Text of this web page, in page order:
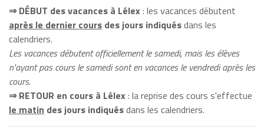
⇒ DÉBUT des vacances à Lélex : les vacances débutent
après le dernier cours des jours indiquésdans les
calendriers.
Les vacances débutent officiellement le samedi, mais les élèves
n'ayant pas cours le samedi sont en vacances le vendredi après les
cours.
⇒ RETOUR en cours à Lélex : la reprise des cours s'effectue
le matin des jours indiquésdans les calendriers.